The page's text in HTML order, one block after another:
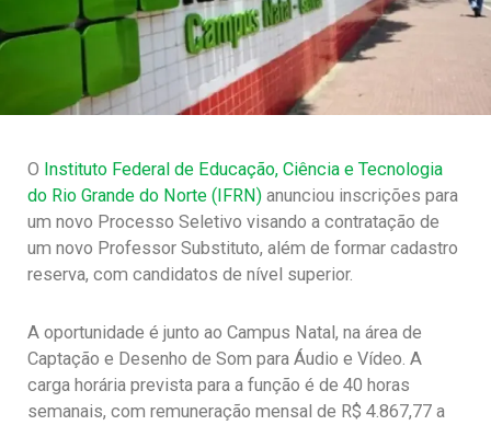
O Instituto Federal de Educação, Ciência e Tecnologia
do Rio Grande do Norte (IFRN) anunciou inscrições para
um novo Processo Seletivo visando a contratação de
um novo Professor Substituto, além de formar cadastro
reserva, com candidatos de nível superior.
A oportunidade é junto ao Campus Natal, na área de
Captação e Desenho de Som para Áudio e Vídeo. A
carga horária prevista para a função é de 40 horas
semanais, com remuneração mensal de R$ 4.867,77 a